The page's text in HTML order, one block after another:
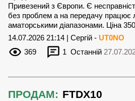
Привезений з Європи. Є
без проблем а на передачу працює
аматорськими діапазонами. Ціна
14.07.2026 21:14 | Сергій - UT0NO
369
1 Останній
ПРОДАМ: FTDX10